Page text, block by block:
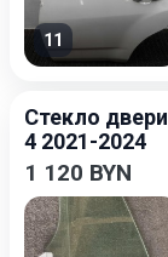
11
Стекло
4 2021-2024
1 120 BYN